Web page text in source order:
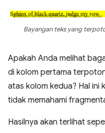
Bayangan teks yang
Apakah Anda melihat
di kolom pertama
atas kolom kedua? Hal ini
tidak memahami
Hasilnya akan terlihat